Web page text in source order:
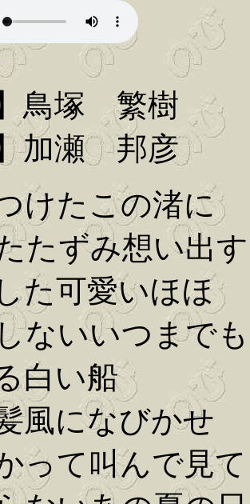
】鳥塚 繁樹
加瀬 邦彦
けたこの渚に
たずみ想い出す
た可愛いほほ
ないいつまでも
白い船
風になびかせ
って叫んで見